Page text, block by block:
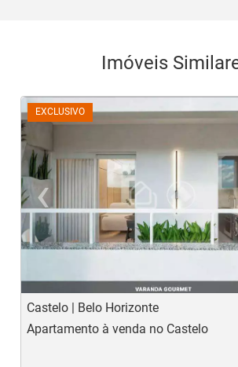
Imóveis
EXCLUSIVO
‹
Previous
Castelo | Belo Horizonte
Apartamento à venda no Castelo